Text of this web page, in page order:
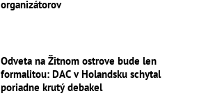
organizátorov
Odveta na Žitnom ostrove bude len
formalitou: DAC v Holandsku schytal
poriadne krutý debakel